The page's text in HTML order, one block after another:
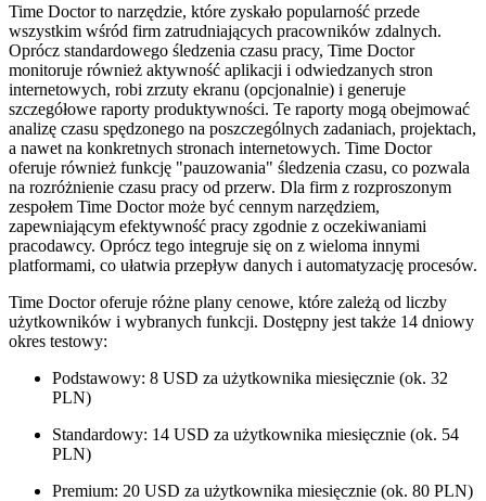
Time Doctor to narzędzie, które zyskało popularność przede
wszystkim wśród firm zatrudniających pracowników zdalnych.
Oprócz standardowego śledzenia czasu pracy, Time Doctor
monitoruje również aktywność aplikacji i odwiedzanych stron
internetowych, robi zrzuty ekranu (opcjonalnie) i generuje
szczegółowe raporty produktywności. Te raporty mogą obejmować
analizę czasu spędzonego na poszczególnych zadaniach, projektach,
a nawet na konkretnych stronach internetowych. Time Doctor
oferuje również funkcję "pauzowania" śledzenia czasu, co pozwala
na rozróżnienie czasu pracy od przerw. Dla firm z rozproszonym
zespołem Time Doctor może być cennym narzędziem,
zapewniającym efektywność pracy zgodnie z oczekiwaniami
pracodawcy. Oprócz tego integruje się on z wieloma innymi
platformami, co ułatwia przepływ danych i automatyzację procesów.
Time Doctor oferuje różne plany cenowe, które zależą od liczby
użytkowników i wybranych funkcji. Dostępny jest także 14 dniowy
okres testowy:
Podstawowy: 8 USD za użytkownika miesięcznie (ok. 32
PLN)
Standardowy: 14 USD za użytkownika miesięcznie (ok. 54
PLN)
Premium: 20 USD za użytkownika miesięcznie (ok. 80 PLN)